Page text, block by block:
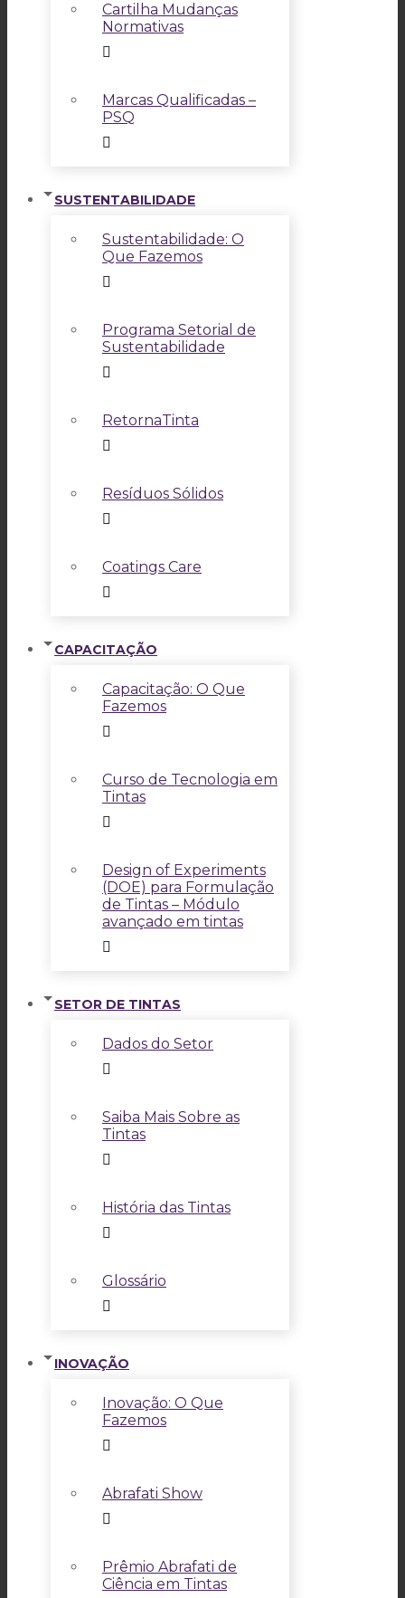
Cartilha Mudanças
Normativas
Marcas Qualificadas –
PSQ
SUSTENTABILIDADE
Sustentabilidade: O
Que Fazemos
Programa Setorial de
Sustentabilidade
RetornaTinta
Resíduos Sólidos
Coatings Care
CAPACITAÇÃO
Capacitação: O Que
Fazemos
Curso de Tecnologia em
Tintas
Design of Experiments
(DOE) para Formulação
de Tintas – Módulo
avançado em tintas
SETOR DE TINTAS
Dados do Setor
Saiba Mais Sobre as
Tintas
História das Tintas
Glossário
INOVAÇÃO
Inovação: O Que
Fazemos
Abrafati Show
Prêmio Abrafati de
Ciência em Tintas